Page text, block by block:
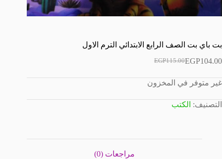
بت باي بت الصف الرابع الابتدائي الترم الاول
EGP115.00
السعر
هو:
EGP104.00
السعر
هو:
غير متوفر في المخزون
التصنيف: الكتب
مراجعات (0)